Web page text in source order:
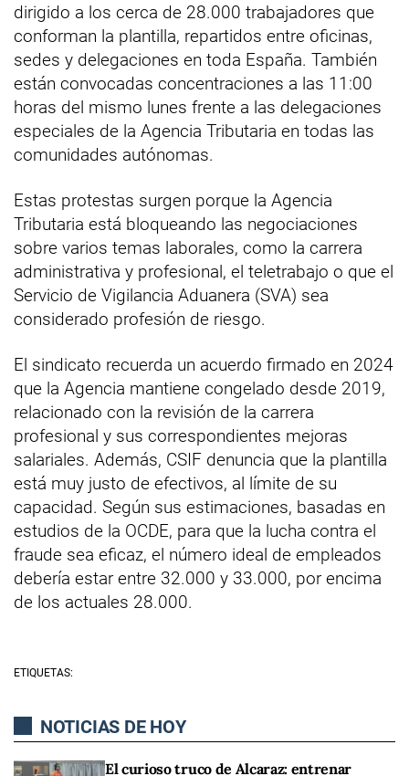
dirigido a los cerca de 28.000 trabajadores que
conforman la plantilla, repartidos entre oficinas,
sedes y delegaciones en toda España. También
están convocadas concentraciones a las 11:00
horas del mismo lunes frente a las delegaciones
especiales de la Agencia Tributaria en todas las
comunidades autónomas.
Estas protestas surgen porque la Agencia
Tributaria está bloqueando las negociaciones
sobre varios temas laborales, como la carrera
administrativa y profesional, el teletrabajo o que el
Servicio de Vigilancia Aduanera (SVA) sea
considerado profesión de riesgo.
El sindicato recuerda un acuerdo firmado en 2024
que la Agencia mantiene congelado desde 2019,
relacionado con la revisión de la carrera
profesional y sus correspondientes mejoras
salariales. Además, CSIF denuncia que la plantilla
está muy justo de efectivos, al límite de su
capacidad. Según sus estimaciones, basadas en
estudios de la OCDE, para que la lucha contra el
fraude sea eficaz, el número ideal de empleados
debería estar entre 32.000 y 33.000, por encima
de los actuales 28.000.
ETIQUETAS:
NOTICIAS DE HOY
El curioso truco de Alcaraz: entrenar